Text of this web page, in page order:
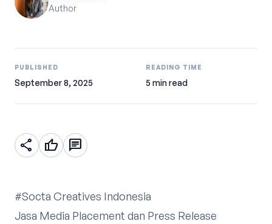
Author
PUBLISHED
September 8, 2025
READING TIME
5 min read
share thumb_up chat
#Socta Creatives Indonesia
Jasa Media Placement dan Press Release